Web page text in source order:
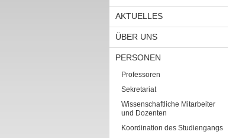
AKTUELLES
ÜBER UNS
PERSONEN
Professoren
Sekretariat
Wissenschaftliche Mitarbeiter
und Dozenten
Koordination des Studiengangs